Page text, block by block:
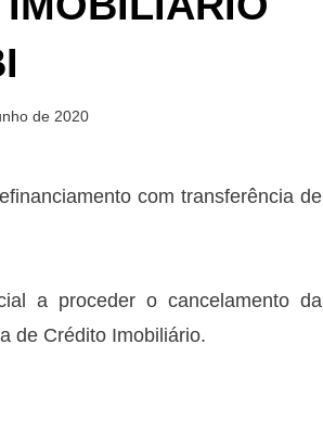
de 2020
com transferência de
a proceder o cancelamento da
de Crédito Imobiliário.